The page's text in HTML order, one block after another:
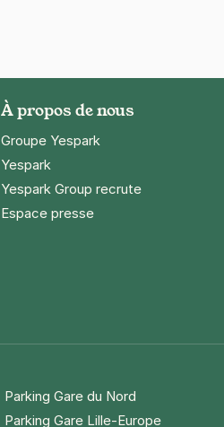
À propos de nous
Groupe Yespark
Yespark
Yespark Group recrute
Espace presse
Parking Gare du Nord
Parking Gare Lille-Europe